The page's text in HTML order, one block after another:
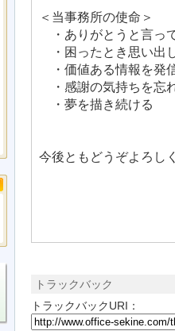
＜当事務所の使命＞
・ありがとうと言っ
・困ったとき思い出
・価値ある情報を発
・感謝の気持ちを忘
・夢を描き続ける
今後ともどうぞよろし
トラックバック
トラックバックURI：